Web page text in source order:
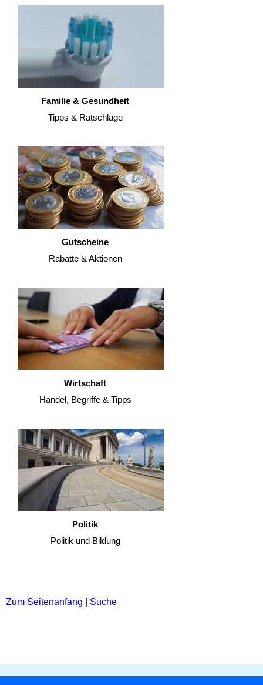
Familie & Gesundheit
Tipps & Ratschläge
Gutscheine
Rabatte & Aktionen
Wirtschaft
Handel, Begriffe & Tipps
Politik
Politik und Bildung
Zum Seitenanfang Suche